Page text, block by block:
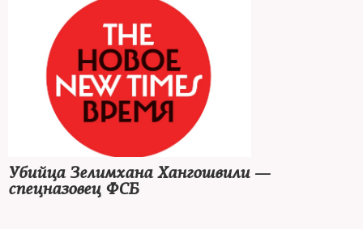
Убийца Зелимхана Хангошвили —
спецназовец ФСБ